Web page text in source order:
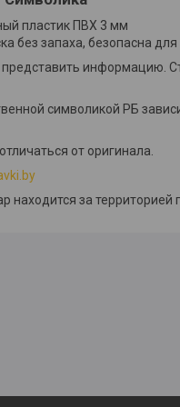
пластик ПВХ 3 мм
без запаха, безопасна для
информацию.
символикой РБ
от оригинала.
находится за